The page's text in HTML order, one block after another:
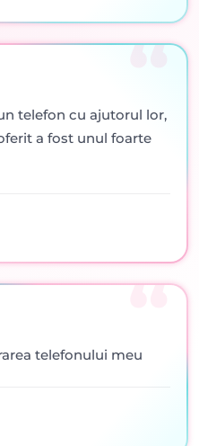
telefon cu ajutorul lor,
a fost unul foarte
telefonului meu